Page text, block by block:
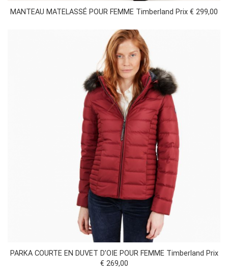
MANTEAU MATELASSÉ POUR FEMME Timberland Prix € 299,00
PARKA COURTE EN DUVET D’OIE POUR FEMME Timberland Prix
€ 269,00